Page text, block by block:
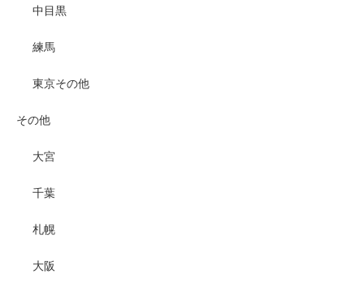
中目黒
練馬
東京その他
その他
大宮
千葉
札幌
大阪